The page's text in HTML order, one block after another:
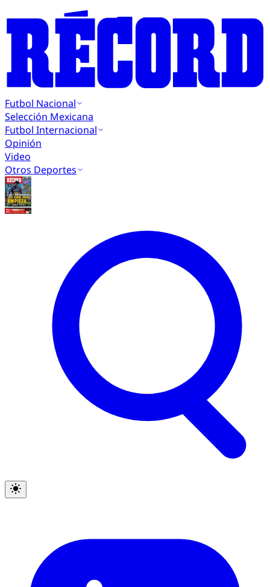
Futbol Nacional
Selección Mexicana
Futbol Internacional
Opinión
Video
Otros Deportes